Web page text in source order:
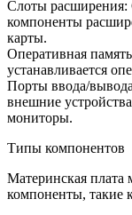
Слоты расширения:
компоненты
карты.
Оперативная
устанавливается
Порты ввода/
внешние
мониторы.
Типы компонентов
Материнская плата
компоненты, такие